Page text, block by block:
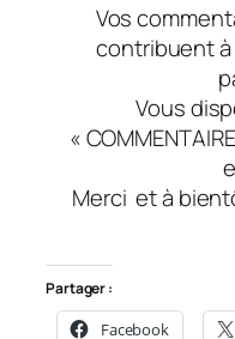
Vos
contribuent à
Vous
«
Merci et à
Partager :
Facebook